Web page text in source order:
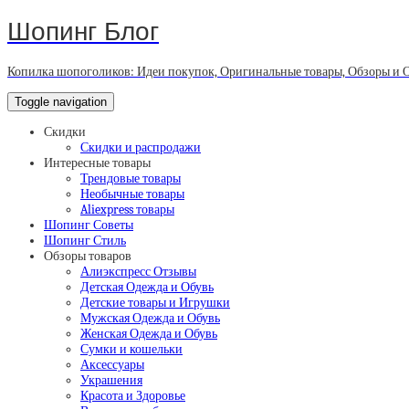
Шопинг Блог
Копилка шопоголиков: Идеи покупок, Оригинальные товары, Обзоры и
Toggle navigation
Скидки
Скидки и распродажи
Интересные товары
Трендовые товары
Необычные товары
Aliexpress товары
Шопинг Советы
Шопинг Стиль
Обзоры товаров
Алиэкспресс Отзывы
Детская Одежда и Обувь
Детские товары и Игрушки
Мужская Одежда и Обувь
Женская Одежда и Обувь
Сумки и кошельки
Аксессуары
Украшения
Красота и Здоровье